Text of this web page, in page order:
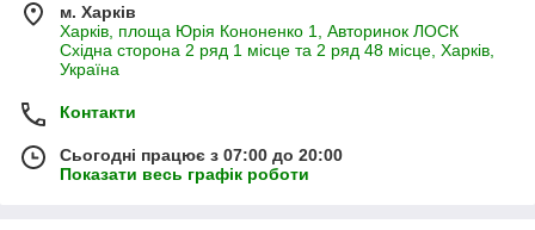
м. Харків
Харків, площа Юрія Кононенко 1, Авторинок ЛОСК
Східна сторона 2 ряд 1 місце та 2 ряд 48 місце, Харків,
Україна
Контакти
Сьогодні працює з 07:00 до 20:00
Показати весь графік роботи